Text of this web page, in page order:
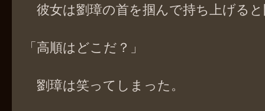
彼女は劉璋の首を掴んで持ち上げる
「高順はどこだ？」
劉璋は笑ってしまった。